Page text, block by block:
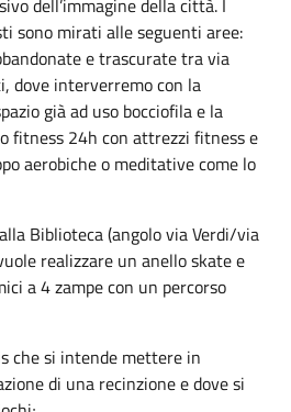
sono mirati alle seguenti aree:
e trascurate tra via
dove interverremo con la
già ad uso bocciofila e la
fitness 24h con attrezzi fitness e
aerobiche o meditative come lo
Biblioteca (angolo via Verdi/via
realizzare un anello skate e
a 4 zampe con un percorso
che si intende mettere in
di una recinzione e dove si